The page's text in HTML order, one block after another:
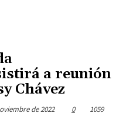
a reunión
Chávez
de 2022 0 1059